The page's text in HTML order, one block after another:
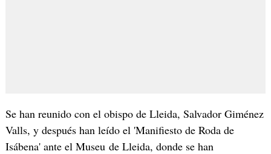
Se han reunido con el obispo de Lleida, Salvador Giménez
Valls, y después han leído el 'Manifiesto de Roda de
Isábena' ante el Museude Lleida, donde se han